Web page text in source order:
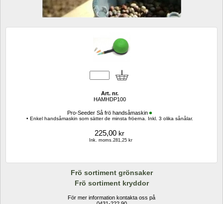
Art. nr.
HAMHDP100
Pro-Seeder Så frö handsåmaskin
• Enkel handsåmaskin som sätter de minsta fröerna. Inkl. 3 olika sånålar.
225,00 kr
Ink. moms.281,25 kr
Frö sortiment grönsaker
Frö sortiment kryddor
För mer information kontakta oss på